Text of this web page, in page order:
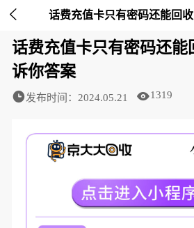

话费充值卡只有密码还能
诉你答案
发布时间：2024.05.21 1319